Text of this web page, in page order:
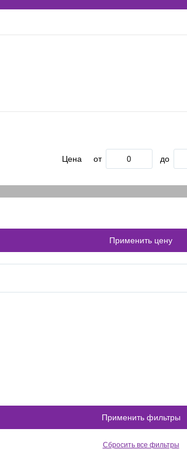
Цена от до
Применить цену
Применить фильтры
Сбросить все фильтры